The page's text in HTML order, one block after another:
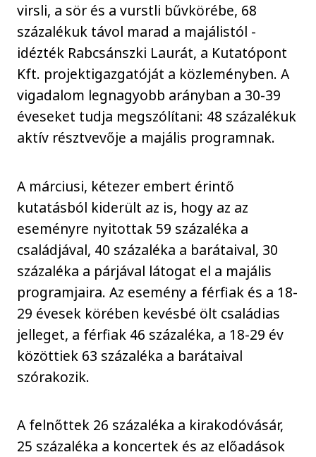
virsli, a sör és a vurstli bűvkörébe, 68
százalékuk távol marad a majálistól -
idézték Rabcsánszki Laurát, a Kutatópont
Kft. projektigazgatóját a közleményben. A
vigadalom legnagyobb arányban a 30-39
éveseket tudja megszólítani: 48 százalékuk
aktív résztvevője a majális programnak.
A márciusi, kétezer embert érintő
kutatásból kiderült az is, hogy az az
eseményre nyitottak 59 százaléka a
családjával, 40 százaléka a barátaival, 30
százaléka a párjával látogat el a majális
programjaira. Az esemény a férfiak és a 18-
29 évesek körében kevésbé ölt családias
jelleget, a férfiak 46 százaléka, a 18-29 év
közöttiek 63 százaléka a barátaival
szórakozik.
A felnőttek 26 százaléka a kirakodóvásár,
25 százaléka a koncertek és az előadások